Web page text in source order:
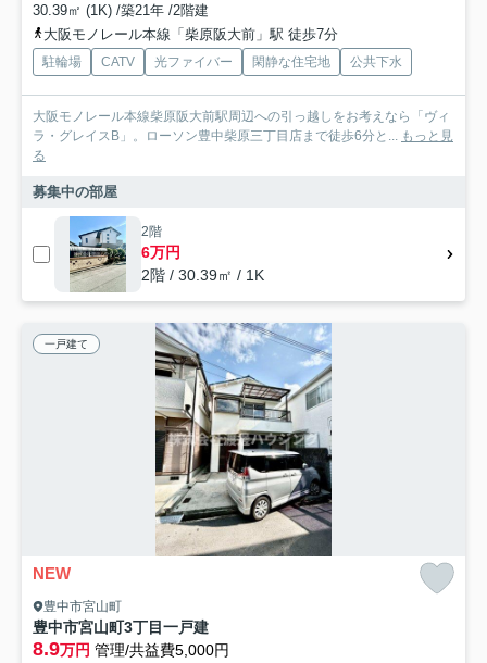
30.39㎡ (1K) /築21年 /2階建
大阪モノレール本線「柴原阪大前」駅 徒歩7分
駐輪場 CATV 光ファイバー 閑静な住宅地 公共下水
大阪モノレール本線柴原阪大前駅周辺への引っ越しをお考えなら「ヴィ
ラ・グレイスB」。ローソン豊中柴原三丁目店まで徒歩6分と... もっと見
る
募集中の部屋
2階
6万円
2階 / 30.39㎡ / 1K
一戸建て
NEW
豊中市宮山町
豊中市宮山町3丁目一戸建
8.9万円 管理/共益費5,000円